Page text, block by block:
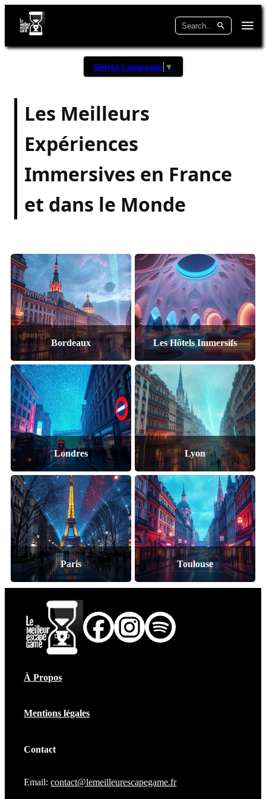
Select Language ▼
Les Meilleurs
Expériences
Immersives en France
et dans le Monde
Bordeaux Les Hôtels Immersifs
Londres Lyon
Paris Toulouse
À Propos
Mentions légales
Contact
Email:contact@lemeilleurescapegame.fr